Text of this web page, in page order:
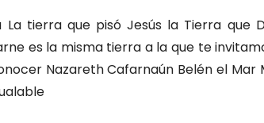
La tierra que pisó Jesús la Tierra que
es la misma tierra a la que te
Nazareth Cafarnaún Belén el Mar